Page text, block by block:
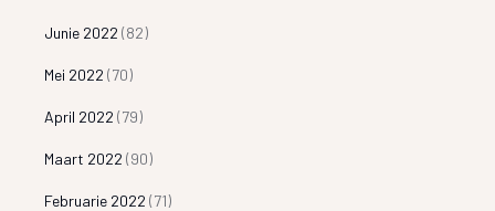
Junie 2022 (82)
Mei 2022 (70)
April 2022 (79)
Maart 2022 (90)
Februarie 2022 (71)